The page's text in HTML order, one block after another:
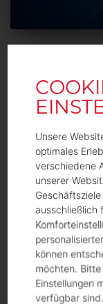
MEHR
Die Preise in
durch eine
erzeugen.
Svenja
Unsere
optimales
verschiedene
unserer
ausschließlich
können
möchten.
Einstellungen
verfügbar sind.